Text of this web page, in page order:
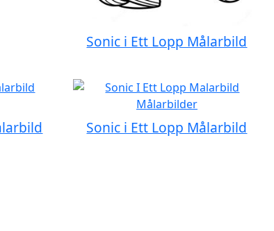
Sonic i Ett Lopp Målarbild
Sonic i Ett Lopp Målarbild